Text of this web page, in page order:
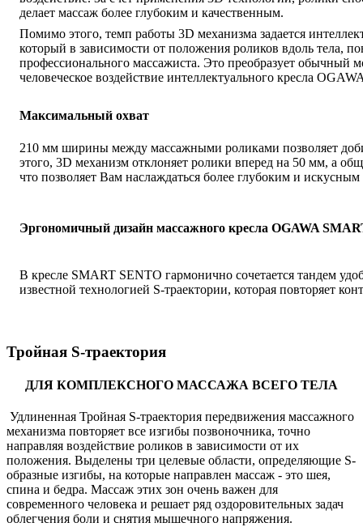
делает массаж более глубоким и качественным.
Помимо этого, темп работы 3D механизма задается
который в зависимости от положения роликов вдоль тела,
профессионального массажиста. Это преобразует обычный
человеческое воздействие интеллектуального кресла
Максимальный охват
210 мм ширины между массажными роликами позволяет
этого, 3D механизм отклоняет ролики вперед на 50 мм, а
что позволяет Вам наслаждаться более глубоким и
Эргономичный дизайн массажного кресла OGAWA
В кресле SMART SENTO гармонично сочетается тандем
известной технологией S-траектории, которая повторяет
Тройная S-траектория
ДЛЯ КОМПЛЕКСНОГО МАССАЖА ВСЕГО ТЕЛА
Удлиненная Тройная S-траектория передвижения массажного
механизма повторяет все изгибы позвоночника, точно
направляя воздействие роликов в зависимости от их
положения. Выделены три целевые области, определяющие S-
образные изгибы, на которые направлен массаж - это шея,
спина и бедра. Массаж этих зон очень важен для
современного человека и решает ряд оздоровительных задач
облегчения боли и снятия мышечного напряжения.